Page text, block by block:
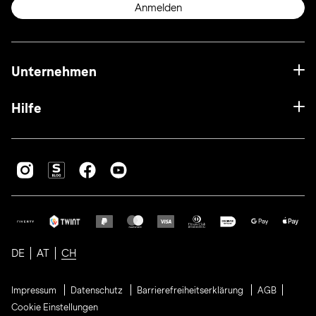
Anmelden
Unternehmen
Hilfe
DE AT CH
Impressum Datenschutz Barrierefreiheitserklärung
AGB
Cookie Einstellungen